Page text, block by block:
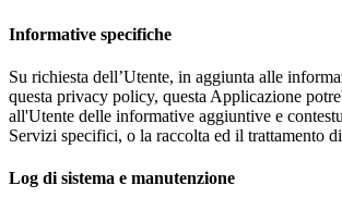
Informative specifiche
Su richiesta dell’Utente, in aggiunta alle
questa privacy policy, questa Applicazione
all'Utente delle informative aggiuntive e
Servizi specifici, o la raccolta ed il trattamento
Log di sistema e manutenzione